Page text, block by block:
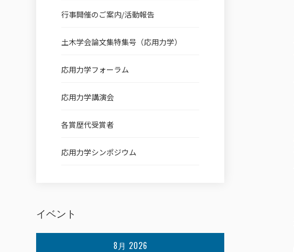
行事開催のご案内/活動報告
土木学会論文集特集号（応用力学）
応用力学フォーラム
応用力学講演会
各賞歴代受賞者
応用力学シンポジウム
イベント
8月 2026